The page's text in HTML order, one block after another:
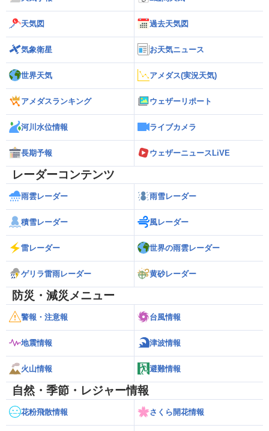
天気図 過去天気図
気象衛星 お天気ニュース
世界天気 アメダス(実況天気)
アメダスランキング ウェザーリポート
河川水位情報 ライブカメラ
長期予報 ウェザーニュースLiVE
レーダーコンテンツ
雨雲レーダー 雨雪レーダー
積雪レーダー 風レーダー
雷レーダー 世界の雨雲レーダー
ゲリラ雷雨レーダー 黄砂レーダー
防災・減災メニュー
警報・注意報 台風情報
地震情報 津波情報
火山情報 避難情報
自然・季節・レジャー情報
花粉飛散情報 さくら開花情報